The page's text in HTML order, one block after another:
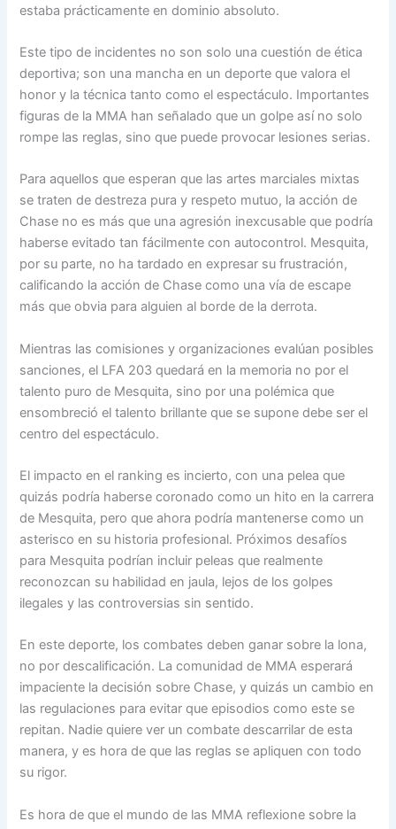
estaba prácticamente en dominio absoluto.
Este tipo de incidentes no son solo una cuestión de ética
deportiva; son una mancha en un deporte que valora el
honor y la técnica tanto como el espectáculo. Importantes
figuras de la MMA han señalado que un golpe así no solo
rompe las reglas, sino que puede provocar lesiones serias.
Para aquellos que esperan que las artes marciales mixtas
se traten de destreza pura y respeto mutuo, la acción de
Chase no es más que una agresión inexcusable que podría
haberse evitado tan fácilmente con autocontrol. Mesquita,
por su parte, no ha tardado en expresar su frustración,
calificando la acción de Chase como una vía de escape
más que obvia para alguien al borde de la derrota.
Mientras las comisiones y organizaciones evalúan posibles
sanciones, el LFA 203 quedará en la memoria no por el
talento puro de Mesquita, sino por una polémica que
ensombreció el talento brillante que se supone debe ser el
centro del espectáculo.
El impacto en el ranking es incierto, con una pelea que
quizás podría haberse coronado como un hito en la carrera
de Mesquita, pero que ahora podría mantenerse como un
asterisco en su historia profesional. Próximos desafíos
para Mesquita podrían incluir peleas que realmente
reconozcan su habilidad en jaula, lejos de los golpes
ilegales y las controversias sin sentido.
En este deporte, los combates deben ganar sobre la lona,
no por descalificación. La comunidad de MMA esperará
impaciente la decisión sobre Chase, y quizás un cambio en
las regulaciones para evitar que episodios como este se
repitan. Nadie quiere ver un combate descarrilar de esta
manera, y es hora de que las reglas se apliquen con todo
su rigor.
Es hora de que el mundo de las MMA reflexione sobre la